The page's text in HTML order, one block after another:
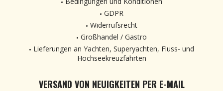
GDPR
Widerrufsrecht
Großhandel / Gastro
Lieferungen an Yachten, Superyachten, Fluss- und
Hochseekreuzfahrten
VERSAND VON NEUIGKEITEN PER E-MAIL